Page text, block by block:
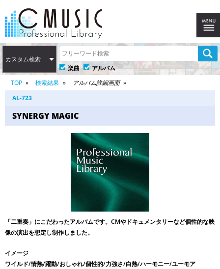
カスタム検索
楽曲
アルバム
TOP
検索結果
アルバム詳細画面
AL-723
SYNERGY MAGIC
「二重奏」にこだわったアルバムです。CMやドキュメンタリーなど個性的な映
像の演出を想定し制作しました。
イメージ
ワイルド/情熱/躍動/おしゃれ/個性的/力強さ/白熱/ハーモニー/ユーモア